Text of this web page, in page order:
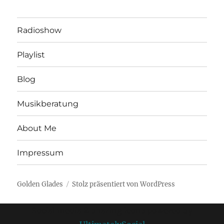
Radioshow
Playlist
Blog
Musikberatung
About Me
Impressum
Golden Glades Stolz präsentiert von WordPress